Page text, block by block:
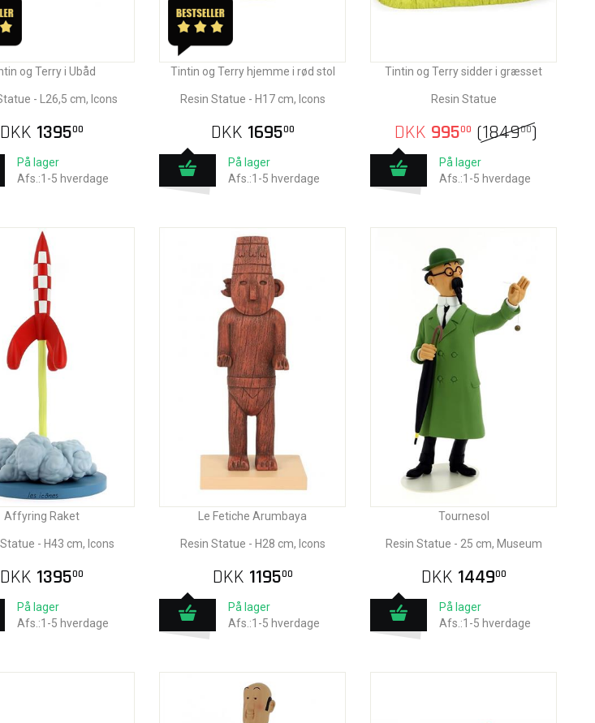
og Terry i Ubåd
- L26,5 cm, Icons
DKK 139500
På lager
Afs.:1-5 hverdage
Tintin og Terry hjemme i rød stol
Resin Statue - H17 cm, Icons
DKK 169500
På lager
Afs.:1-5 hverdage
Tintin og Terry sidder i græsset
Resin Statue
DKK 99500 (184900)
På lager
Afs.:1-5 hverdage
Affyring Raket
- H43 cm, Icons
DKK 139500
På lager
Afs.:1-5 hverdage
Le Fetiche Arumbaya
Resin Statue - H28 cm, Icons
DKK 119500
På lager
Afs.:1-5 hverdage
Tournesol
Resin Statue - 25 cm, Museum
DKK 144900
På lager
Afs.:1-5 hverdage